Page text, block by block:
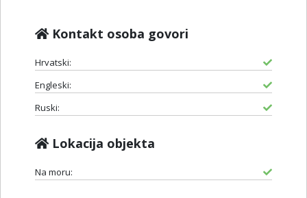
Kontakt osoba govori
Hrvatski:
Engleski:
Ruski:
Lokacija objekta
Na moru: